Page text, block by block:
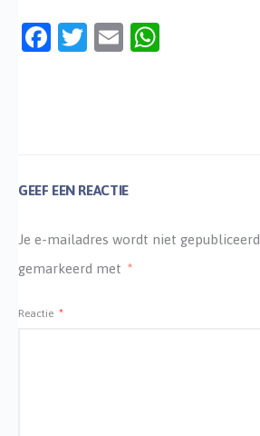
Facebook
Twitter
Email
GEEF EEN REACTIE
Je e-mailadres wordt niet gepubliceerd.
gemarkeerd met *
Reactie *